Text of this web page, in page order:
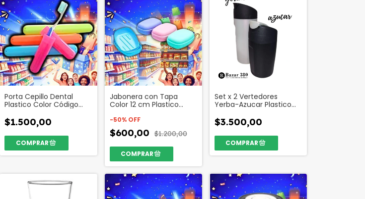
Porta Cepillo Dental
Plastico Color Código
$1.500,00
Jabonera con Tapa
Color 12 cm Plastico
-50% OFF
$600,00 $1.200,00
Set x 2 Vertedores
Yerba-Azucar Plastico
$3.500,00